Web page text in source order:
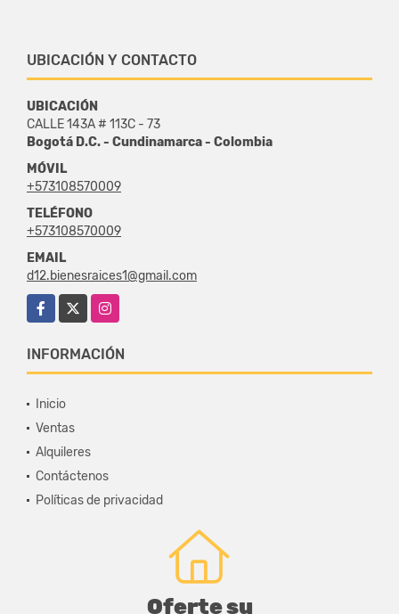
UBICACIÓN Y CONTACTO
UBICACIÓN
CALLE 143A # 113C - 73
Bogotá D.C. - Cundinamarca - Colombia
MÓVIL
+573108570009
TELÉFONO
+573108570009
EMAIL
d12.bienesraices1@gmail.com
Facebook
Instagram
INFORMACIÓN
Inicio
Ventas
Alquileres
Contáctenos
Políticas de privacidad
Oferte su